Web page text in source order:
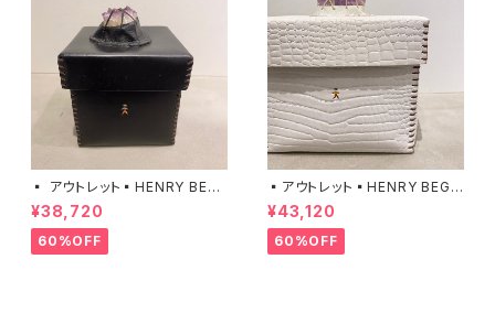
▪️ アウトレット▪️HENRY BEG
UELIN / SCATOLA BIJOUX
XS / CUOIO/ NERO エンリ
ーベグリン
¥38,720
60%OFF
▪️アウトレット▪️HENRY BEGU
ELIN / SCATOLA BIJOUX S
/ COCCO STAMPATO/ BIAN
CO 99040090 エンリーベ
グリン
¥43,120
60%OFF